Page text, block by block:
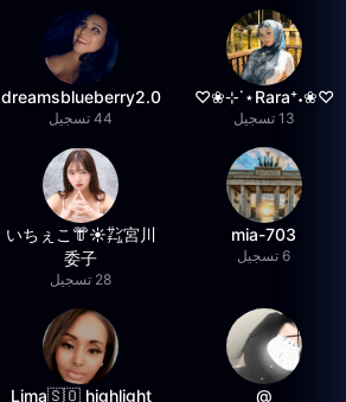
♡❀˖⁺Rara⋆˙⊹❀♡
13 تسجيل
dreamsblueberry2.0
44 تسجيل
mia-703
6 تسجيل
いちぇこ👘☀️㌠宮川
委子
28 تسجيل
@
Lima🇸🇴 highlight